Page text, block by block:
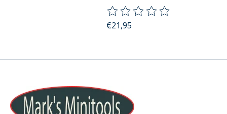
Die Bewertung dieses
€21,95